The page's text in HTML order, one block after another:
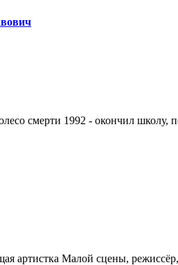
смерти 1992 - окончил школу,
артистка Малой сцены,